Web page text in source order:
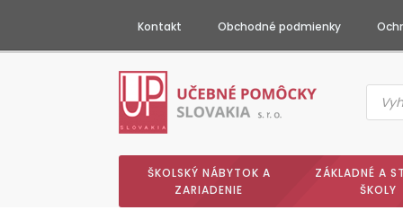
Kontakt Obchodné podmienky
search
ŠKOLSKÝ NÁBYTOK A
ZARIADENIE
ZÁKLADNÉ A
ŠKOLY